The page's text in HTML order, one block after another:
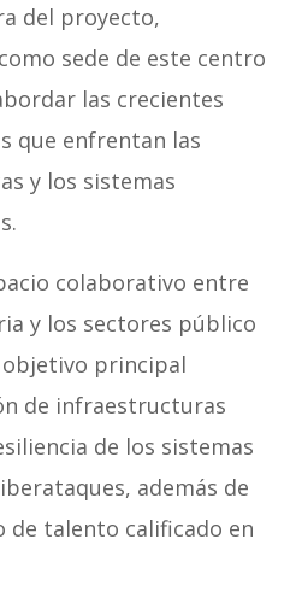
del proyecto,
sede de este centro
las crecientes
que enfrentan las
y los sistemas
colaborativo entre
y los sectores público
principal
de infraestructuras
de los sistemas
además de
talento calificado en